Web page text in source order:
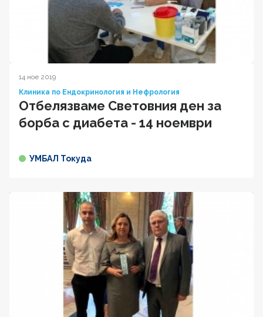
14 ное 2019
Клиника по Ендокринология и Нефрология
Oтбелязваме Световния ден за
борба с диабета - 14 ноември
УМБАЛ Токуда